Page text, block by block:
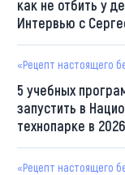
как не отбить у
Интервью с
«Рецепт настоящего
5 учебных
запустить в
технопарке в
«Рецепт настоящего